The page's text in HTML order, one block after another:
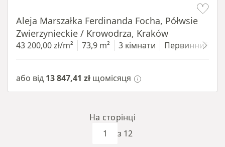
Aleja Marszałka Ferdinanda Focha, Półwsie
Zwierzynieckie / Krowodrza, Kraków
43 200,00 zł/m² 73,9 m² 3 кімнати Первинний
або від 13 847,41 zł щомісяця
з 12
На сторінці